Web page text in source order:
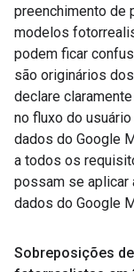
preenchimento de
modelos
podem ficar
são originários
declare
no fluxo do
dados do Google
a todos os
possam se aplicar
dados do Google
Sobreposições